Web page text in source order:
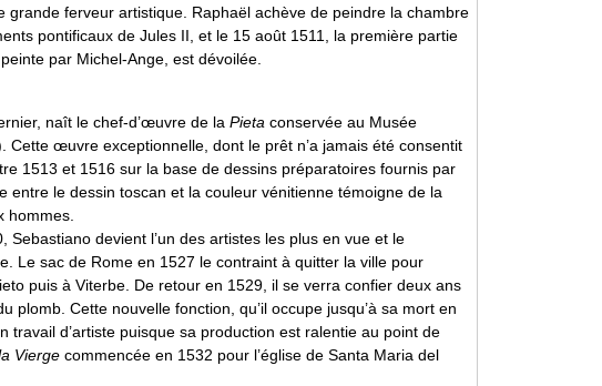
grande ferveur artistique. Raphaël achève de peindre la chambre
pontificaux de Jules II, et le 15 août 1511, la première partie
par Michel-Ange, est dévoilée.
naît le chef-d’œuvre de la Pieta conservée au Musée
Cette œuvre exceptionnelle, dont le prêt n’a jamais été consentit
1513 et 1516 sur la base de dessins préparatoires fournis par
entre le dessin toscan et la couleur vénitienne témoigne de la
hommes.
Sebastiano devient l’un des artistes les plus en vue et le
Le sac de Rome en 1527 le contraint à quitter la ville pour
puis à Viterbe. De retour en 1529, il se verra confier deux ans
plomb. Cette nouvelle fonction, qu’il occupe jusqu’à sa mort en
travail d’artiste puisque sa production est ralentie au point de
Vierge commencée en 1532 pour l’église de Santa Maria del